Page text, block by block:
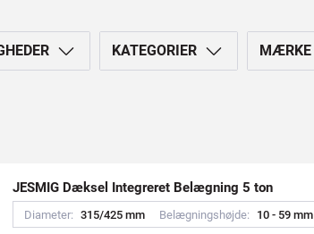
KATEGORIER MÆRKE
JESMIG Dæksel Integreret Belægning 5 ton
Diameter: 31 5/425 mm Belægningshøjde: 10 - 59 mm